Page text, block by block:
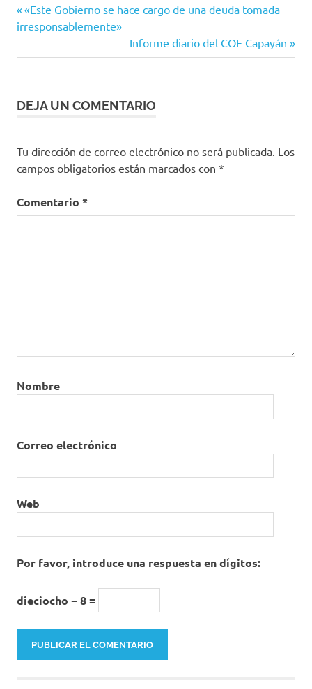
Navegación
Entrada
anterior:
«Este Gobierno se hace cargo de una deuda tomada
irresponsablemente»
Siguiente
entrada:
Informe diario del COE Capayán
DEJA UN COMENTARIO
Tu dirección de correo electrónico no será publicada. Los
campos obligatorios están marcados con *
Comentario *
Nombre
Correo electrónico
Web
Por favor, introduce una respuesta en dígitos:
dieciocho − 8 =